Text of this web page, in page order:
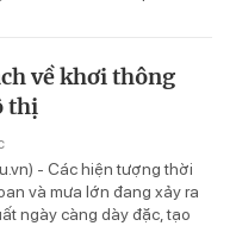
về khơi thông
thị
- Các hiện tượng thời
và mưa lớn đang xảy ra
ngày càng dày đặc, tạo